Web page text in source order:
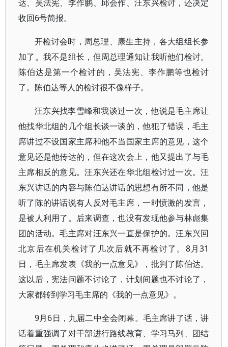
达、吴法宪、李作鹏、邱会作、汪东兴检讨，还决定
收回6号简报。
开检讨会时，周总理、康生主持，各大组组长参
加了。我不是组长，但周总理通知让我听他们检讨。
陈伯达是第一个检讨的，吴法宪、李作鹏等也检讨
了。陈伯达等人的检讨很不像样子。
汪东兴找李雪峰和我谈过一次，他说是毛主席让
他找华北组的几个组长谈一谈的，他犯了错误，毛主
席讲过不设国家主席和他不当国家主席的意见，这个
意见还是他传达的，但在这次会上，他又提出了与毛
主席相反的意见。汪东兴还在华北组检讨过一次。汪
东兴讲话的内容与陈伯达讲话的思想有所不同，他是
听了陈的讲话说有人反对毛主席，一时愤激的发言，
是被人利用了。后来调查，也没有发现他参与林彪集
团的活动。毛主席对汪东兴一直是保护的。汪东兴回
北京后在机关检讨了几次后就不再检讨了。8月31
日，毛主席发表《我的一点意见》，批判了陈伯达。
这以后，宪法问题不讨论了，计划间题也不讨论了，
大家都转到学习毛主席的《我的一点意见》。
9月6日，九届二中全会闭幕。毛主席讲了话，讲
话着重强调了对干部进行路线教育、学习马列、团结